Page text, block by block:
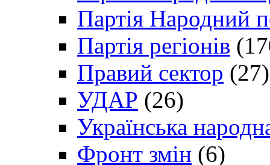
Партія Народний
Партія регіонів
Правий сектор (27)
УДАР (26)
Українська
Фронт змін (6)